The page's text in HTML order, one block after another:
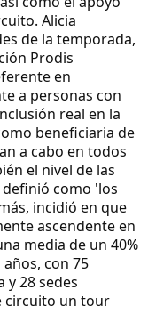
Alicia
de la temporada,
Prodis
en
a personas con
real en la
beneficiaria de
a cabo en todos
el nivel de las
como 'los
incidió en que
ascendente en
media de un 40%
con 75
28 sedes
circuito un tour